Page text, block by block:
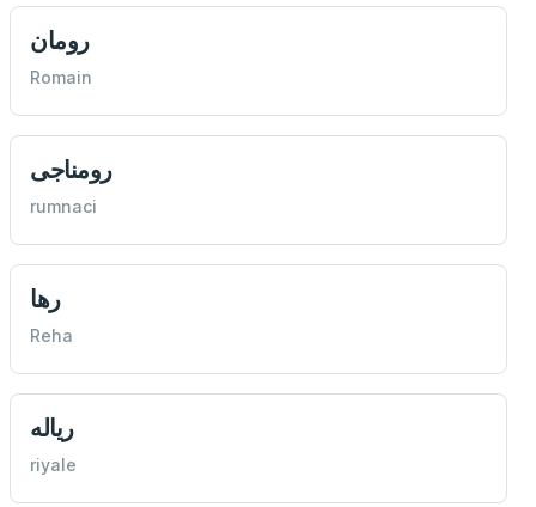
رومان
Romain
رومناجی
rumnaci
رها
Reha
رياله
riyale